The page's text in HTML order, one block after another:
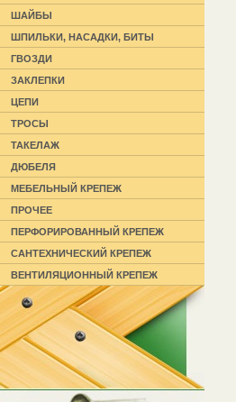
ШАЙБЫ
ШПИЛЬКИ, НАСАДКИ, БИТЫ
ГВОЗДИ
ЗАКЛЕПКИ
ЦЕПИ
ТРОСЫ
ТАКЕЛАЖ
ДЮБЕЛЯ
МЕБЕЛЬНЫЙ КРЕПЕЖ
ПРОЧЕЕ
ПЕРФОРИРОВАННЫЙ КРЕПЕЖ
САНТЕХНИЧЕСКИЙ КРЕПЕЖ
ВЕНТИЛЯЦИОННЫЙ КРЕПЕЖ